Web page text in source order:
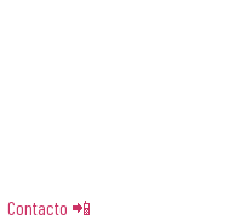
Contacto 📲